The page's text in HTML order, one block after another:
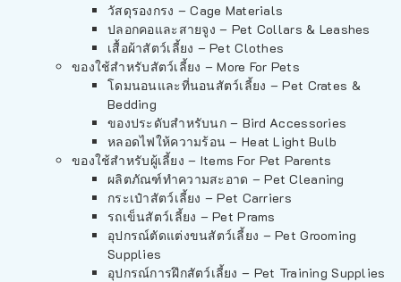
วัสดุรองกรง – Cage Materials
ปลอกคอและสายจูง – Pet Collars & Leashes
เสื้อผ้าสัตว์เลี้ยง – Pet Clothes
ของใช้สำหรับสัตว์เลี้ยง – More For Pets
โดมนอนและที่นอนสัตว์เลี้ยง – Pet Crates &
Bedding
ของประดับสำหรับนก – Bird Accessories
หลอดไฟให้ความร้อน – Heat Light Bulb
ของใช้สำหรับผู้เลี้ยง – Items For Pet Parents
ผลิตภัณฑ์ทำความสะอาด – Pet Cleaning
กระเป๋าสัตว์เลี้ยง – Pet Carriers
รถเข็นสัตว์เลี้ยง – Pet Prams
อุปกรณ์ตัดแต่งขนสัตว์เลี้ยง – Pet Grooming
Supplies
อุปกรณ์การฝึกสัตว์เลี้ยง – Pet Training Supplies